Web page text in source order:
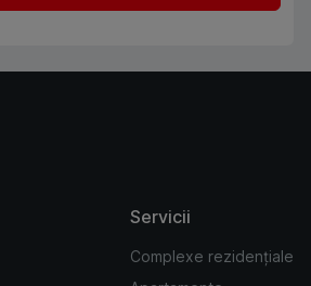
Servicii
Complexe rezidențiale